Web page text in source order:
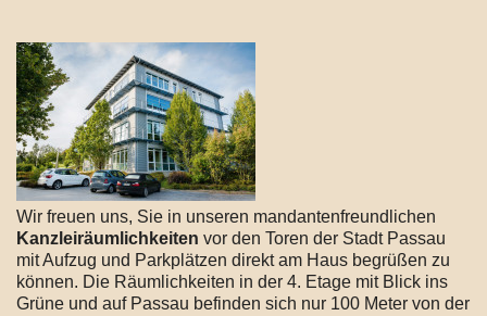
Wir freuen uns, Sie in unseren mandantenfreundlichen
Kanzleiräumlichkeiten vor den Toren der Stadt Passau
mit Aufzug und Parkplätzen direkt am Haus begrüßen zu
können. Die Räumlichkeiten in der 4. Etage mit Blick ins
Grüne und auf Passau befinden sich nur 100 Meter von der